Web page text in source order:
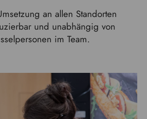
an allen Standorten
und unabhängig von
im Team.